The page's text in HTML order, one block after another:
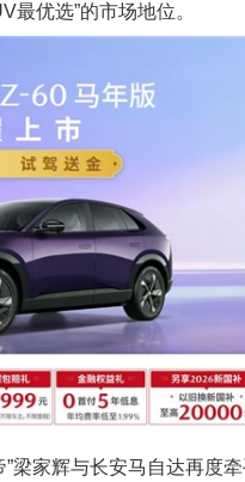
最优选”的市场地位。
梁家辉与长安马自达再度